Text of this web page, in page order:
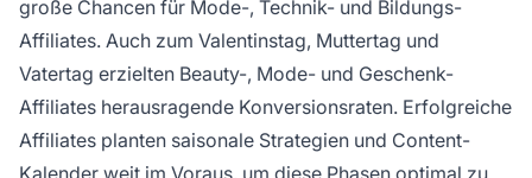
große Chancen für Mode-, Technik- und Bildungs-
Affiliates. Auch zum Valentinstag, Muttertag und
Vatertag erzielten Beauty-, Mode- und Geschenk-
Affiliates herausragende Konversionsraten. Erfolgreiche
Affiliates planten saisonale Strategien und Content-